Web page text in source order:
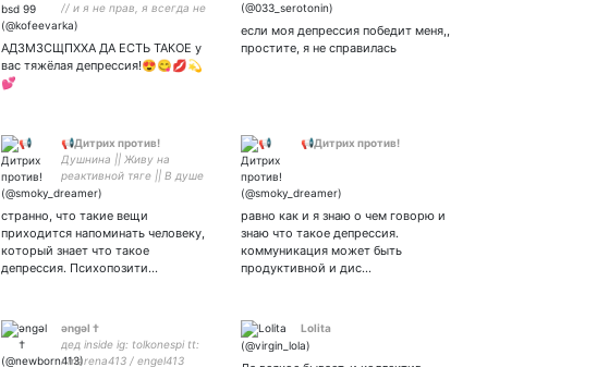
// и я не прав, я всегда не
прав; но это не беда // мой
АДЗМЗСЩПХХА ДА ЕСТЬ ТАКОЕ у
вас тяжёлая депрессия!😍😋💋💫
💕
если моя депрессия победит меня,,
простите, я не справилась
📢Дитрих против!
Душнина || Живу на
реактивной тяге || В душе
не *бу что я и мне норм ||
вам не надо :/
странно, что такие вещи
приходится напоминать человеку,
который знает что такое
депрессия. Психопозити…
📢Дитрих против!
равно как и я знаю о чем говорю и
знаю что такое депрессия.
коммуникация может быть
продуктивной и дис…
əngəl †
дед inside ig: tolkonespi tt:
r.marena413 / engel413
Lolita